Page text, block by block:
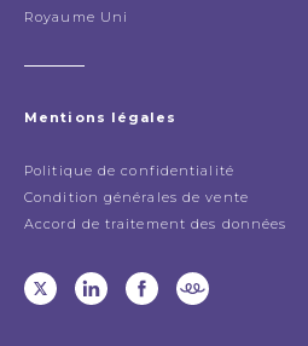
Royaume Uni
Mentions légales
Politique de confidentialité
Condition générales de vente
Accord de traitement des données